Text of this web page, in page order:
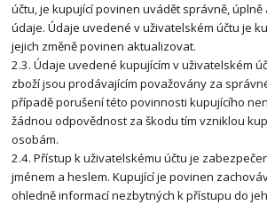
účtu, je kupující povinen uvádět správně,
údaje. Údaje uvedené v uživatelském účtu je
jejich změně povinen aktualizovat.
2.3. Údaje uvedené kupujícím v uživatelském
zboží jsou prodávajícím považovány za
případě porušení této povinnosti kupujícího
žádnou odpovědnost za škodu tím vzniklou
osobám.
2.4. Přístup k uživatelskému účtu je
jménem a heslem. Kupující je povinen
ohledně informací nezbytných k přístupu do